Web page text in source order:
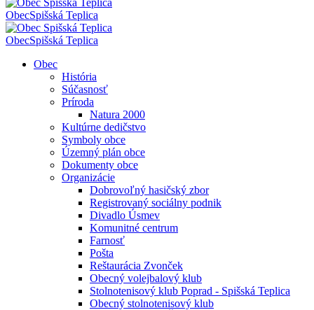
ObecSpišská Teplica
ObecSpišská Teplica
Obec
História
Súčasnosť
Príroda
Natura 2000
Kultúrne dedičstvo
Symboly obce
Územný plán obce
Dokumenty obce
Organizácie
Dobrovoľný hasičský zbor
Registrovaný sociálny podnik
Divadlo Úsmev
Komunitné centrum
Farnosť
Pošta
Reštaurácia Zvonček
Obecný volejbalový klub
Stolnotenisový klub Poprad - Spišská Teplica
Obecný stolnotenisový klub